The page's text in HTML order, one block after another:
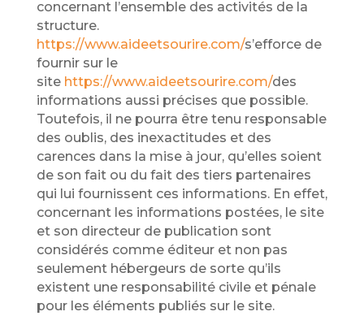
concernant l’ensemble des activités de la
structure.
https://www.aideetsourire.com/s’efforce de
fournir sur le
site https://www.aideetsourire.com/des
informations aussi précises que possible.
Toutefois, il ne pourra être tenu responsable
des oublis, des inexactitudes et des
carences dans la mise à jour, qu’elles soient
de son fait ou du fait des tiers partenaires
qui lui fournissent ces informations. En effet,
concernant les informations postées, le site
et son directeur de publication sont
considérés comme éditeur et non pas
seulement hébergeurs de sorte qu’ils
existent une responsabilité civile et pénale
pour les éléments publiés sur le site.